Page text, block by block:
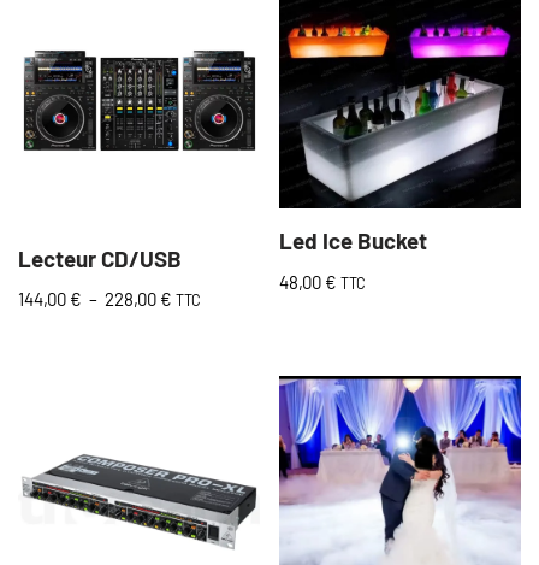
Lecteur CD/USB
144,00 € – 228,00 € TTC
Led Ice Bucket
48,00 € TTC